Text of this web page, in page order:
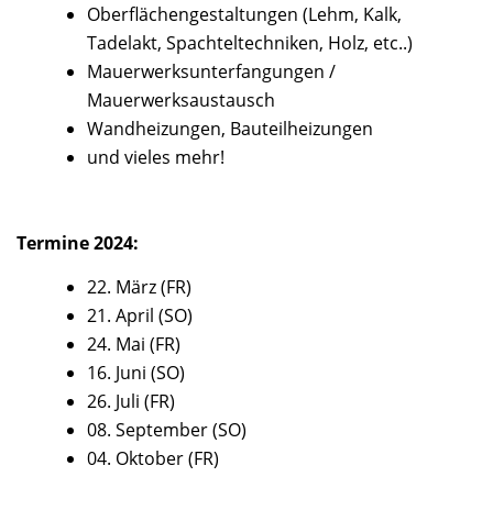
Oberflächengestaltungen (Lehm, Kalk,
Tadelakt, Spachteltechniken, Holz, etc..)
Mauerwerksunterfangungen /
Mauerwerksaustausch
Wandheizungen, Bauteilheizungen
und vieles mehr!
Termine 2024:
22. März (FR)
21. April (SO)
24. Mai (FR)
16. Juni (SO)
26. Juli (FR)
08. September (SO)
04. Oktober (FR)